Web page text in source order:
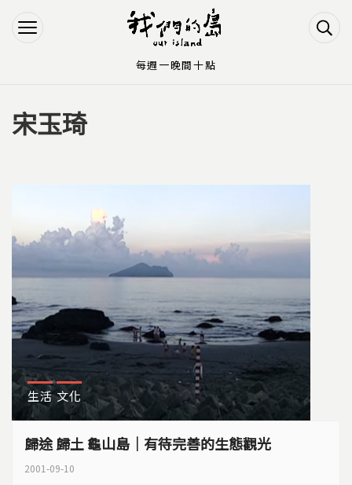
Jump to Navigation
Jump to Main content
您在這裡
宋玉琦
生活 文化
歸途 歸土 龜山島｜有待完善的生態觀光
2001-09-10
每週一晚間十點